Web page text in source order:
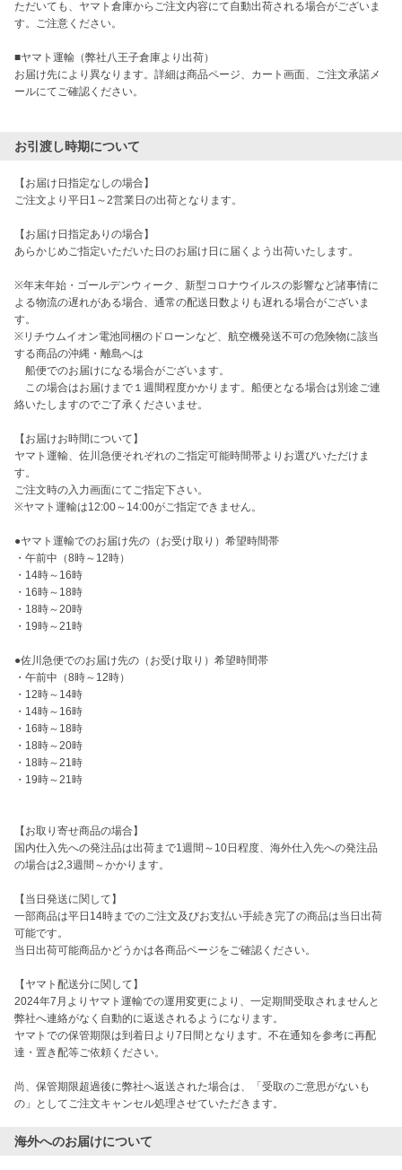
ただいても、ヤマト倉庫からご注文内容にて自動出荷される場合がございま
す。ご注意ください。
■ヤマト運輸（弊社八王子倉庫より出荷）
お届け先により異なります。詳細は商品ページ、カート画面、ご注文承諾メ
ールにてご確認ください。
お引渡し時期について
【お届け日指定なしの場合】
ご注文より平日1～2営業日の出荷となります。
【お届け日指定ありの場合】
あらかじめご指定いただいた日のお届け日に届くよう出荷いたします。
※年末年始・ゴールデンウィーク、新型コロナウイルスの影響など諸事情に
よる物流の遅れがある場合、通常の配送日数よりも遅れる場合がございま
す。
※リチウムイオン電池同梱のドローンなど、航空機発送不可の危険物に該当
する商品の沖縄・離島へは
船便でのお届けになる場合がございます。
この場合はお届けまで１週間程度かかります。船便となる場合は別途ご連
絡いたしますのでご了承くださいませ。
【お届けお時間について】
ヤマト運輸、佐川急便それぞれのご指定可能時間帯よりお選びいただけま
す。
ご注文時の入力画面にてご指定下さい。
※ヤマト運輸は12:00～14:00がご指定できません。
●ヤマト運輸でのお届け先の（お受け取り）希望時間帯
・午前中（8時～12時）
・14時～16時
・16時～18時
・18時～20時
・19時～21時
●佐川急便でのお届け先の（お受け取り）希望時間帯
・午前中（8時～12時）
・12時～14時
・14時～16時
・16時～18時
・18時～20時
・18時～21時
・19時～21時
【お取り寄せ商品の場合】
国内仕入先への発注品は出荷まで1週間～10日程度、海外仕入先への発注品
の場合は2,3週間～かかります。
【当日発送に関して】
一部商品は平日14時までのご注文及びお支払い手続き完了の商品は当日出荷
可能です。
当日出荷可能商品かどうかは各商品ページをご確認ください。
【ヤマト配送分に関して】
2024年7月よりヤマト運輸での運用変更により、一定期間受取されませんと
弊社へ連絡がなく自動的に返送されるようになります。
ヤマトでの保管期限は到着日より7日間となります。不在通知を参考に再配
達・置き配等ご依頼ください。
尚、保管期限超過後に弊社へ返送された場合は、「受取のご意思がないも
の」としてご注文キャンセル処理させていただきます。
海外へのお届けについて